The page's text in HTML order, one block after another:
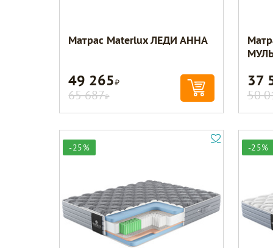
Матрас Materlux ЛЕДИ АННА
49 265Р
65 687Р
37
50
-25% -25%